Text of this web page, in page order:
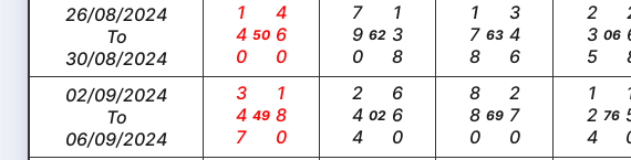
26/08/2024
To
30/08/2024
140 50 460 790 62 138 178 63346 235 06
02/09/2024
To
06/09/2024
347 49 180 244 02 660 880 69270 124 76